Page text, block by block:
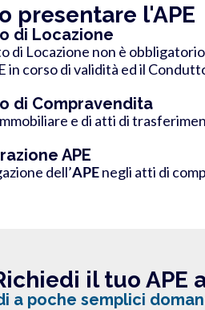
presentare l'APE
di Locazione
di Locazione non è
in corso di validità ed il
di Compravendita
e di atti di
APE
dell’APEnegli atti di
il tuo APE
a poche semplici